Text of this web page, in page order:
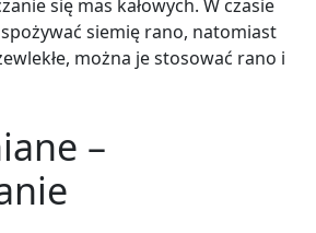
się mas kałowych. W czasie
siemię rano, natomiast
można je stosować rano i
–